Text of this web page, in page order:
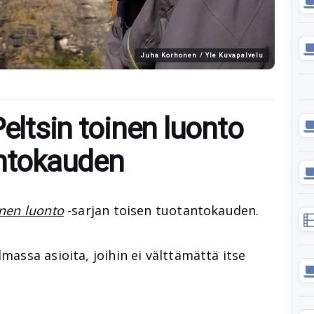
Juha Korhonen / Yle Kuvapalvelu
toinen luonto
luonto-sarjan toisen tuotantokauden.
asioita, joihin ei välttämättä itse